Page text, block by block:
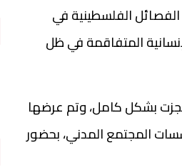
الفلسطينية في
المتفاقمة في ظل
بشكل كامل، وتم عرضها
المجتمع المدني، بحضور